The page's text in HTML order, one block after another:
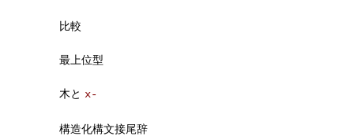
比較
最上位型
木と x-
構造化構文接尾辞